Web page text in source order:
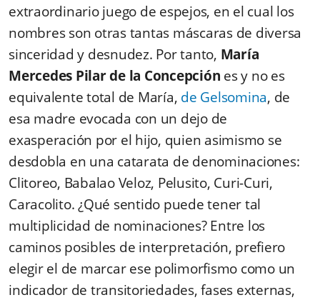
extraordinario juego de espejos, en el cual los
nombres son otras tantas máscaras de diversa
sinceridad y desnudez. Por tanto, María
Mercedes Pilar de la Concepción es y no es
equivalente total de María, de Gelsomina, de
esa madre evocada con un dejo de
exasperación por el hijo, quien asimismo se
desdobla en una catarata de denominaciones:
Clitoreo, Babalao Veloz, Pelusito, Curi-Curi,
Caracolito. ¿Qué sentido puede tener tal
multiplicidad de nominaciones? Entre los
caminos posibles de interpretación, prefiero
elegir el de marcar ese polimorfismo como un
indicador de transitoriedades, fases externas,